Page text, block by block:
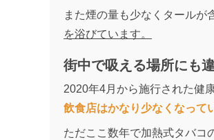
また煙の量も少なくタールが
を浴びています。
街中で吸える場所にも
2020年4月から施行された健
飲食店はかなり少なくなって
ただここ数年で加熱式タバコ